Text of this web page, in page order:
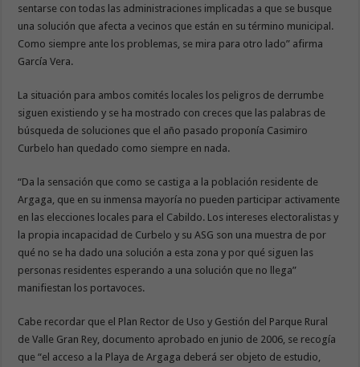
sentarse con todas las administraciones implicadas a que se busque
una solución que afecta a vecinos que están en su término municipal.
Como siempre ante los problemas, se mira para otro lado” afirma
García Vera.
La situación para ambos comités locales los peligros de derrumbe
siguen existiendo y se ha mostrado con creces que las palabras de
búsqueda de soluciones que el año pasado proponía Casimiro
Curbelo han quedado como siempre en nada.
“Da la sensación que como se castiga a la población residente de
Argaga, que en su inmensa mayoría no pueden participar activamente
en las elecciones locales para el Cabildo. Los intereses electoralistas y
la propia incapacidad de Curbelo y su ASG son una muestra de por
qué no se ha dado una solución a esta zona y por qué siguen las
personas residentes esperando a una solución que no llega”
manifiestan los portavoces.
Cabe recordar que el Plan Rector de Uso y Gestión del Parque Rural
de Valle Gran Rey, documento aprobado en junio de 2006, se recogía
que “el acceso a la Playa de Argaga deberá ser objeto de estudio,